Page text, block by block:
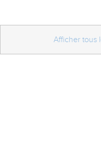
Afficher tous